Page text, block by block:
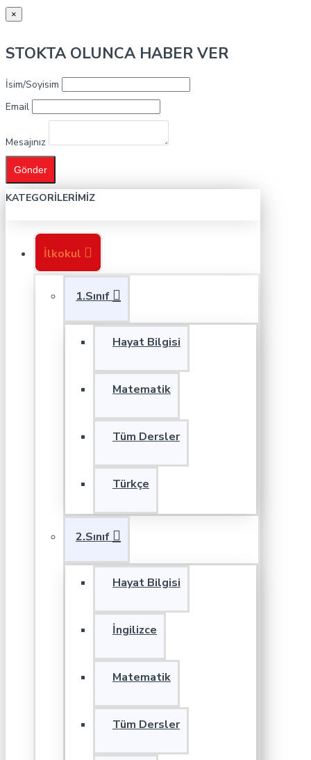
×
STOKTA OLUNCA HABER VER
İsim/Soyisim
Email
Mesajınız
Gönder
KATEGORILERIMIZ
İlkokul
1.Sınıf
Hayat Bilgisi
Matematik
Tüm Dersler
Türkçe
2.Sınıf
Hayat Bilgisi
İngilizce
Matematik
Tüm Dersler